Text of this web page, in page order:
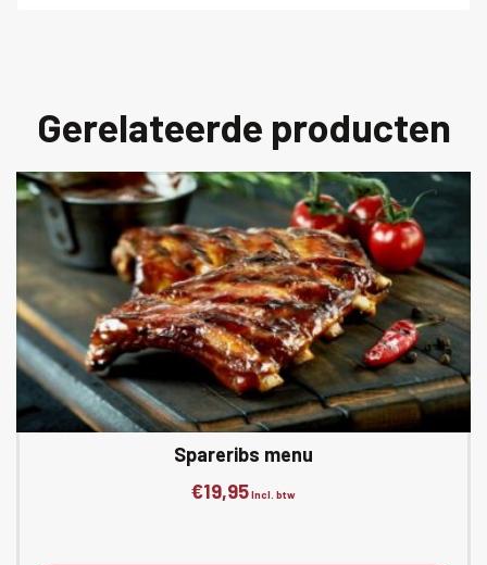
Gerelateerde producten
Spareribs menu
€19,95Incl. btw